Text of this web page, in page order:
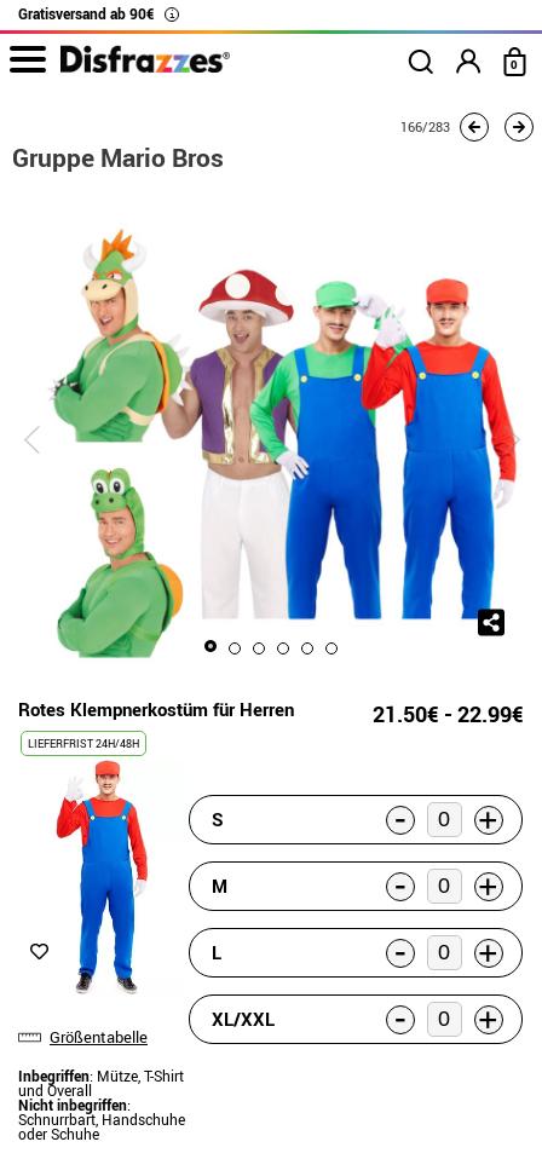
Gratisversand ab 90€ i
0
Gruppe Mario Bros
166/283
Gruppe Mario Bros
Rotes Klempnerkostüm für Herren 21.50€ - 22.99€
LIEFERFRIST 24H/48H
Größentabelle
Inbegriffen: Mütze, T-Shirt
und Overall
Nicht inbegriffen:
Schnurrbart, Handschuhe
oder Schuhe
S - +
M - +
L - +
XL/XXL - +